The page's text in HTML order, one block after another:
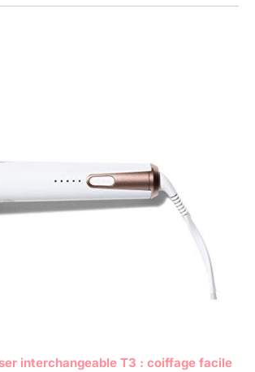
interchangeable T3 : coiffage facile